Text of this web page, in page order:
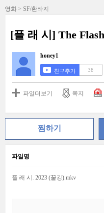
영화 > SF/환타지
[플 래 시] The
honey1
친구추가 38
파일더보기 쪽지
찜하기
파일명
플 래 시. 2023 (꿀깅).mkv